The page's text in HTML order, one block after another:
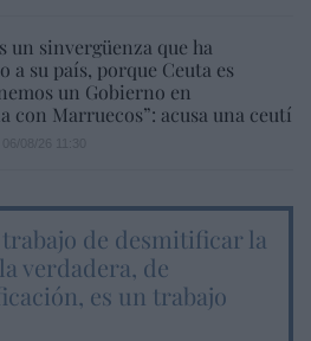
un sinvergüenza que ha
a su país, porque Ceuta es
un Gobierno en
con Marruecos”: acusa una ceutí
de desmitificar la
verdadera, de
es un trabajo